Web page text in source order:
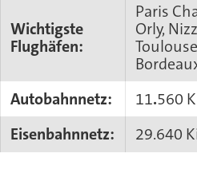
Wichtigste
Flughäfen:
Paris
Orly,
Autobahnnetz:
11.560
Eisenbahnnetz:
29.640